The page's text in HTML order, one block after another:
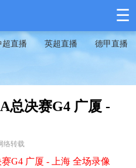
☰
超直播 英超直播 德甲直播
总决赛G4 广厦 -
络转载
G4 广厦 - 上海 全场录像